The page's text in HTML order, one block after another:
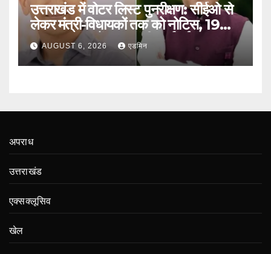
उत्तराखंड में वोटर लिस्ट पुनरीक्षण: सीईओ से
लेकर मंत्री-विधायकों तक को नोटिस, 19
लाख मतदाताओं तक पहुंची कार्रवाई
AUGUST 6, 2026 एडमिन
अपराध
उत्तराखंड
एक्सक्लूसिव
खेल